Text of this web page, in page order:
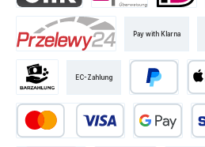
Pay with Klarna
EC-Zahlung